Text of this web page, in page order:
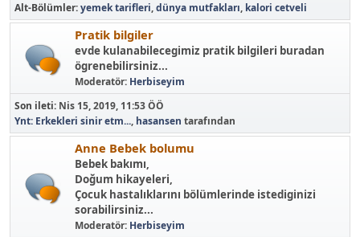
Alt-Bölümler yemek tarifleri dünya mutfakları kalori cetveli
Pratik bilgiler
evde kulanabilecegimiz pratik bilgileri buradan
ögrenebilirsiniz...
Moderatör: Herbiseyim
Son ileti: Nis 15, 2019, 11:53 ÖÖ
Ynt: Erkekleri sinir etm..., hasansen tarafından
Anne Bebek bolumu
Bebek bakımı,
Doğum hikayeleri,
Çocuk hastalıklarını bölümlerinde istediginizi
sorabilirsiniz...
Moderatör: Herbiseyim